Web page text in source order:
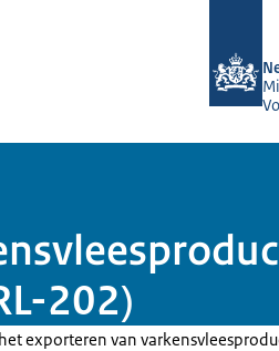
202)
exporteren van